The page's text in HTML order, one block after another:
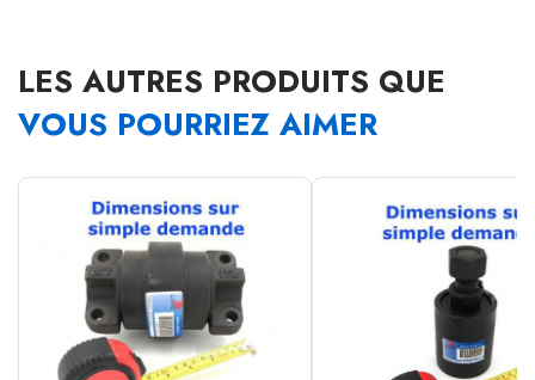
LES AUTRES PRODUITS QUE
VOUS POURRIEZ AIMER